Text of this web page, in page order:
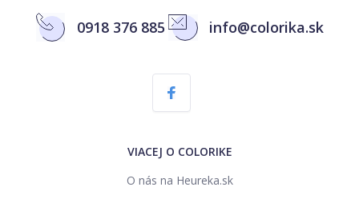
0918 376 885 info@colorika.sk
VIACEJ O COLORIKE
O nás na Heureka.sk